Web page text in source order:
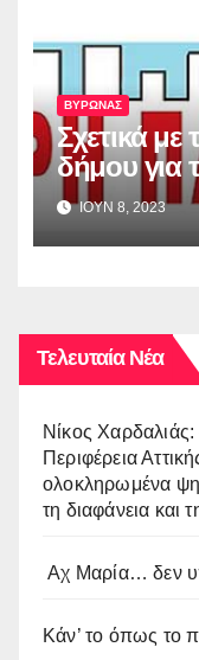
ΒΥΡΩΝΑΣ
Σχετικά
δήμου για
έλεγχο των
ΙΟΥΝ 8, 2023
Τελευταία Νέα
Νίκος
Περιφέρεια
ολοκληρωμένα
τη διαφάνεια και
Αχ Μαρία… δεν
Κάν’ το όπως το